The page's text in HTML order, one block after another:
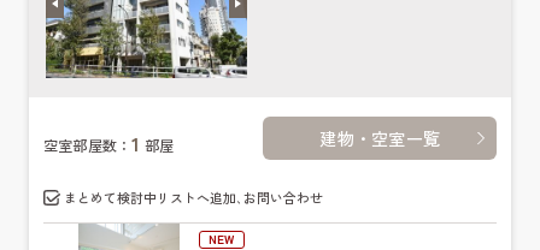
空室部屋数：1 部屋 建物・空室一覧
まとめて検討中リストへ追加､お問い合わせ
NEW